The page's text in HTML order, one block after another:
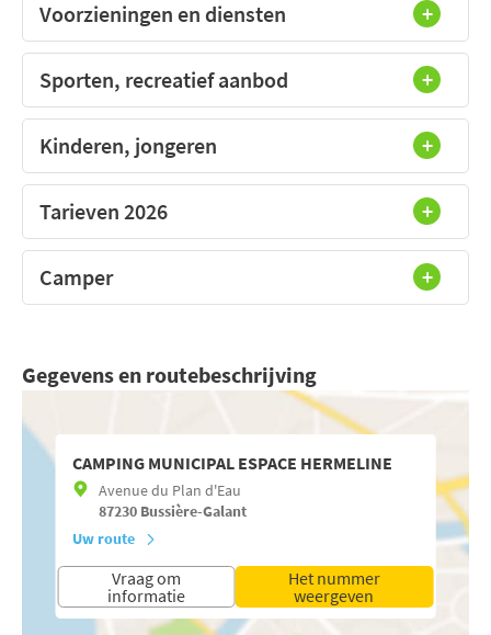
Voorzieningen en diensten
Sporten, recreatief aanbod
Kinderen, jongeren
Tarieven 2026
Camper
Gegevens en routebeschrijving
CAMPING MUNICIPAL ESPACE HERMELINE
Avenue du Plan d'Eau
87230 Bussière-Galant
Uw route
Vraag om
informatie
Het nummer
weergeven